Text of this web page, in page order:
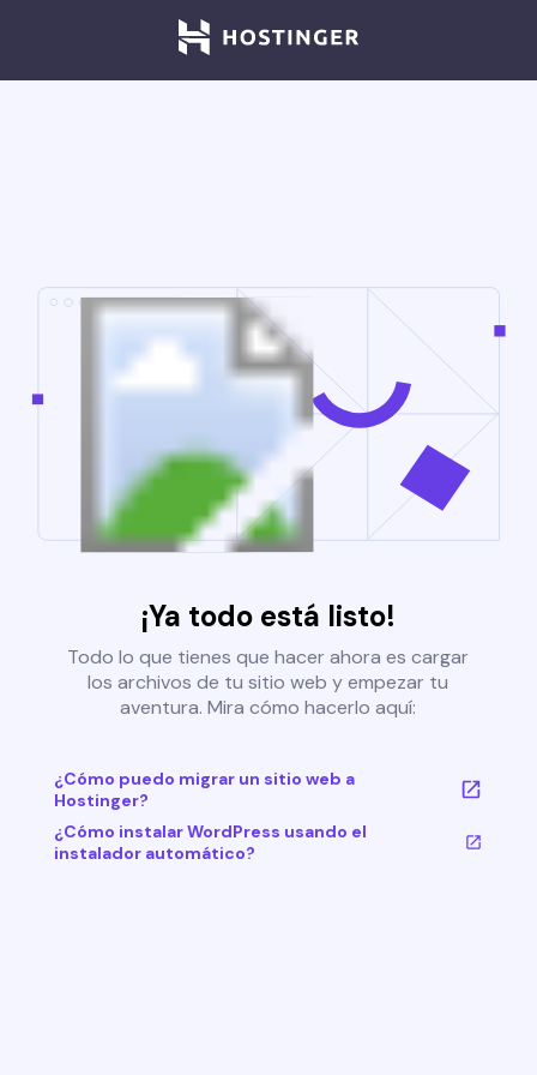
¡Ya todo está listo!
Todo lo que tienes que hacer ahora es cargar
los archivos de tu sitio web y empezar tu
aventura. Mira cómo hacerlo aquí:
¿Cómo puedo migrar un sitio web a
Hostinger?
¿Cómo instalar WordPress usando el
instalador automático?